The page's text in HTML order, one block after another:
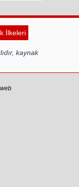
Yüceak
güç
ve
İlkeleri
kaynak
web